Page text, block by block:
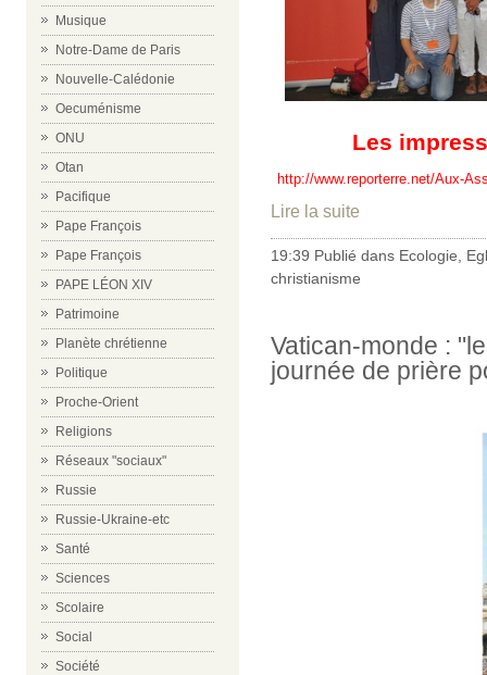
Musique
Notre-Dame de Paris
Nouvelle-Calédonie
Oecuménisme
ONU
Otan
Pacifique
Pape François
Pape François
PAPE LÉON XIV
Patrimoine
Planète chrétienne
Politique
Proche-Orient
Religions
Réseaux "sociaux"
Russie
Russie-Ukraine-etc
Santé
Sciences
Scolaire
Social
Société
Les
http://www.reporterre.net/Aux-
Lire la suite
19:39 Publié dans Ecologie,
christianisme
Vatican-monde :
journée de prière